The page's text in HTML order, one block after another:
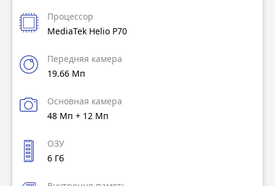
Процессор
MediaTek Helio P70
Передняя камера
19.66 Мп
Основная камера
48 Мп + 12 Мп
ОЗУ
6 Гб